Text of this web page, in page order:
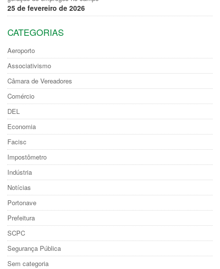
25 de fevereiro de 2026
CATEGORIAS
Aeroporto
Associativismo
Câmara de Vereadores
Comércio
DEL
Economia
Facisc
Impostômetro
Indústria
Notícias
Portonave
Prefeitura
SCPC
Segurança Pública
Sem categoria